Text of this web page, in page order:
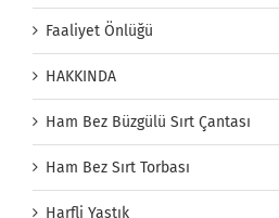
Faaliyet Önlüğü
HAKKINDA
Ham Bez Büzgülü Sırt Çantası
Ham Bez Sırt Torbası
Harfli Yastık